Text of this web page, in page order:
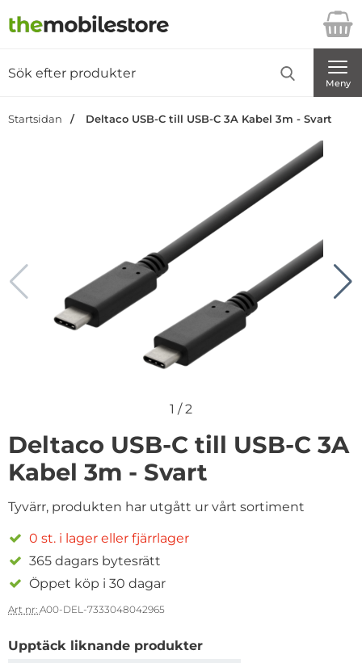
Startsidan för Danira Telecom AB
Meny
Startsidan Deltaco USB-C till USB-C 3A Kabel 3m - Svart
1 /2
Deltaco USB-C till USB-C 3A
Kabel 3m - Svart
Tyvärr, produkten har utgått ur vårt sortiment
0 st. i lager eller fjärrlager
365 dagars bytesrätt
Öppet köp i 30 dagar
Art nr: A00-DEL-7333048042965
Upptäck liknande produkter